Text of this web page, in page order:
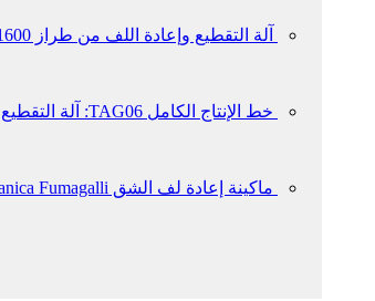
آلة التقطيع وإعادة اللف من طراز SLX 1600 من شركة Somtas، صُنعت عام 2015
خط الإنتاج الكامل TAG06: آلة التقطيع وإعادة اللف RS 320 من Ghezzi & Annoni المزودة بنظام معالجة كورونا ME.RO وآلة التغليف النهائية من Sitma Machinery
ماكينة إعادة لف الشق La Meccanica Fumagalli موديل TRM SL عام 2007